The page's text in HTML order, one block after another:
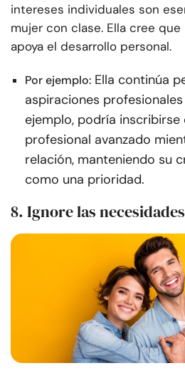
intereses individuales son
mujer con clase. Ella cree
apoya el desarrollo personal.
Por ejemplo: Ella continúa
aspiraciones
ejemplo, podría inscribirse
profesional avanzado
relación, manteniendo su
como una prioridad.
8. Ignore las